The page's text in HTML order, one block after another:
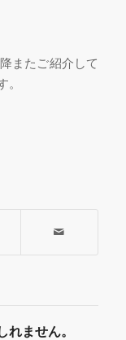
またご紹介して
れません。